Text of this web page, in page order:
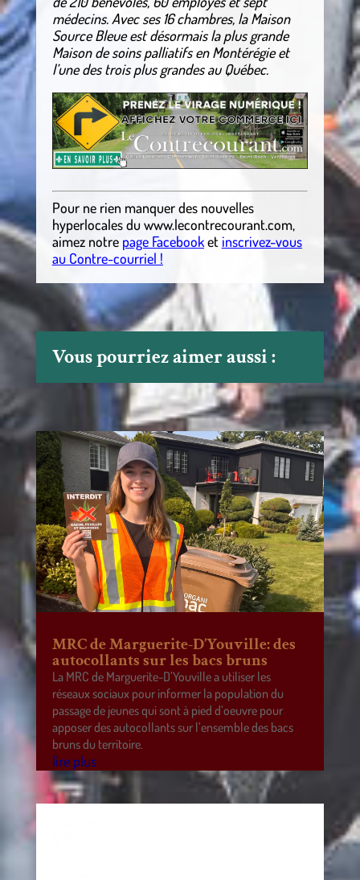
médecins. Avec ses 16 chambres, la Maison
Source Bleue est désormais la plus grande
Maison de soins palliatifs en Montérégie et
l’une des trois plus grandes au Québec.
Pour ne rien manquer des nouvelles
hyperlocalesdu www.lecontrecourant.com,
aimez notre page Facebooket inscrivez-vous
au Contre-courriel !
Vous pourriez aimer aussi :
MRC de Marguerite-D’Youville: des
autocollants sur les bacs bruns
La MRC de Marguerite-D’Youville a utiliser les
réseaux sociaux pour informer la population du
passage de jeunes qui sont à pied d’oeuvre pour
apposer des autocollants sur l’ensemble des bacs
bruns du territoire.
lire plus